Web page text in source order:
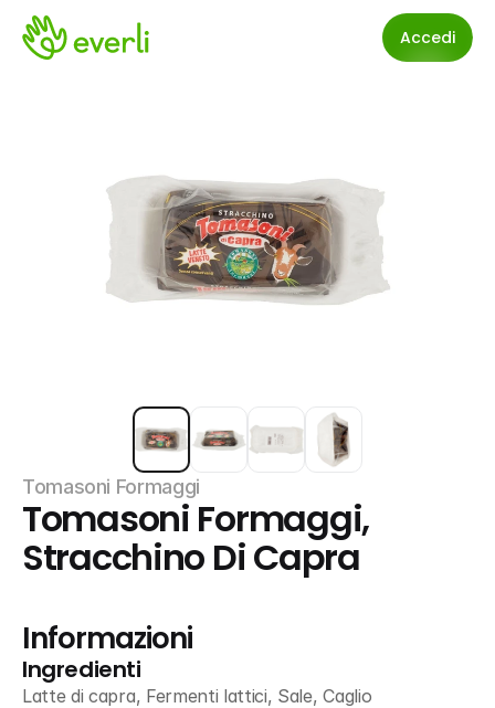
Accedi
Tomasoni Formaggi
Tomasoni Formaggi,
Stracchino Di Capra
Informazioni
Ingredienti
Latte di capra, Fermenti lattici, Sale, Caglio